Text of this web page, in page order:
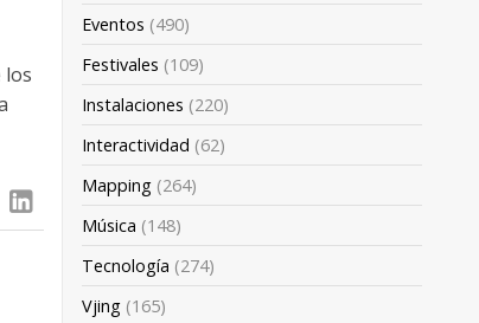
los
linkedin
Eventos (490)
Festivales (109)
Instalaciones (220)
Interactividad (62)
Mapping (264)
Música (148)
Tecnología (274)
Vjing (165)